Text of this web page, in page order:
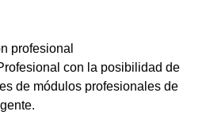
profesional
con la posibilidad de
de módulos profesionales de